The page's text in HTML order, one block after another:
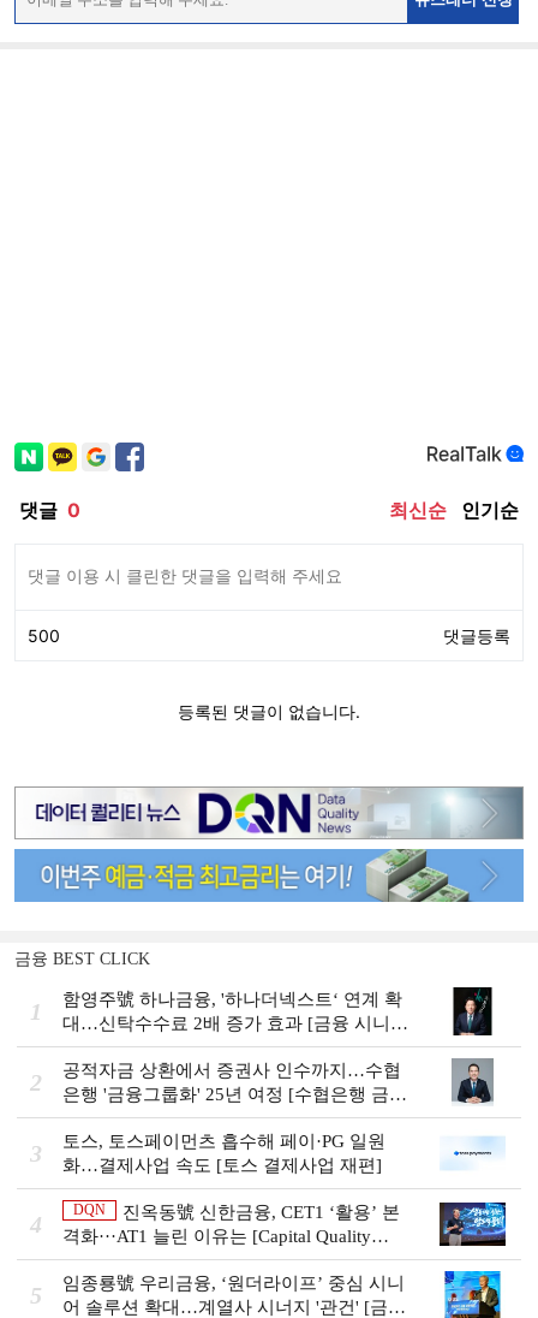
금융 BEST CLICK
1
함영주號 하나금융, '하나더넥스트‘ 연계 확
대…신탁수수료 2배 증가 효과 [금융 시니어
비즈니스 돋보기]
2
공적자금 상환에서 증권사 인수까지…수협
은행 '금융그룹화' 25년 여정 [수협은행 금융
그룹의 꿈①]
3
토스, 토스페이먼츠 흡수해 페이·PG 일원
화…결제사업 속도 [토스 결제사업 재편]
4
DQN
진옥동號 신한금융, CET1 ‘활용’ 본
격화···AT1 늘린 이유는 [Capital Quality
Review]
5
임종룡號 우리금융, ‘원더라이프’ 중심 시니
어 솔루션 확대…계열사 시너지 '관건' [금융